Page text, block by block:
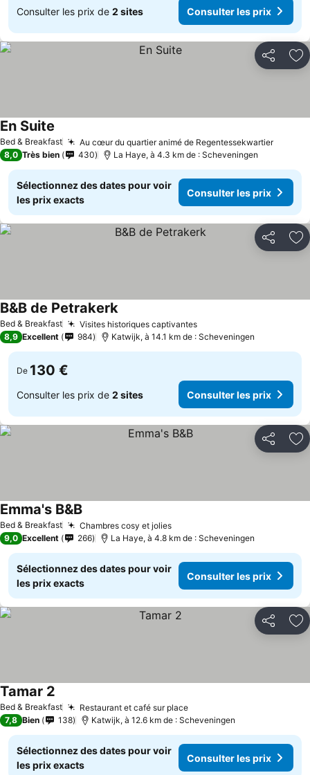
Consulter les prix de 2 sites Consulter les prix
Partager
Bed & Breakfast Au cœur du quartier animé de Regentessekwartier
En Suite
8,0 Très bien 430 La Haye, à 4.3 km de : Scheveningen
Sélectionnez des dates pour voir
les prix exacts
Consulter les prix
Partager
Bed & Breakfast Visites historiques captivantes
B&B de Petrakerk
8,9 Excellent 984 Katwijk, à 14.1 km de : Scheveningen
De 130 €
Consulter les prix de 2 sites Consulter les prix
Partager
Bed & Breakfast Chambres cosy et jolies
Emma's B&B
9,0 Excellent 266 La Haye, à 4.8 km de : Scheveningen
Sélectionnez des dates pour voir
les prix exacts
Consulter les prix
Partager
Bed & Breakfast Restaurant et café sur place
Tamar 2
7,8 Bien 138 Katwijk, à 12.6 km de : Scheveningen
Sélectionnez des dates pour voir
les prix exacts
Consulter les prix